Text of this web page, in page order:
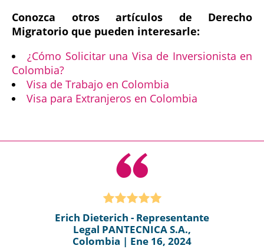
Conozca otros artículos de Derecho
Migratorio que pueden interesarle:
¿Cómo Solicitar una Visa de Inversionista en
Colombia?
Visa de Trabajo en Colombia
Visa para Extranjeros en Colombia
Erich Dieterich - Representante
Legal PANTECNICA S.A.,
Colombia | Ene 16, 2024